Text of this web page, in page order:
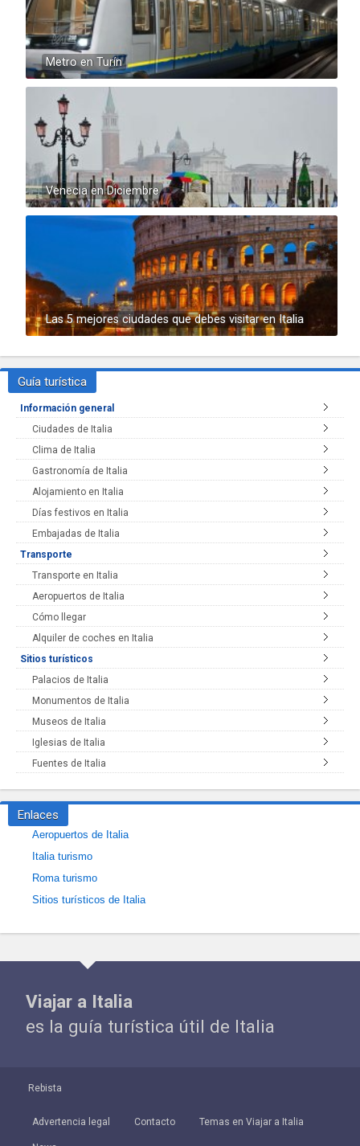
Metro en Turín
Venecia en Diciembre
Las 5 mejores ciudades que debes visitar en Italia
Guía turística
Información general
Ciudades de Italia
Clima de Italia
Gastronomía de Italia
Alojamiento en Italia
Días festivos en Italia
Embajadas de Italia
Transporte
Transporte en Italia
Aeropuertos de Italia
Cómo llegar
Alquiler de coches en Italia
Sitios turísticos
Palacios de Italia
Monumentos de Italia
Museos de Italia
Iglesias de Italia
Fuentes de Italia
Enlaces
Aeropuertos de Italia
Italia turismo
Roma turismo
Sitios turísticos de Italia
Viajar a Italia
es la guía turística útil de Italia
Rebista
Advertencia legal Contacto Temas en Viajar a Italia